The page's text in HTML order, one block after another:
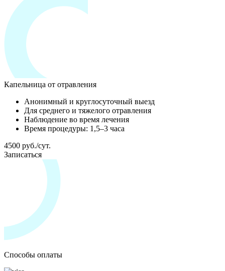
Капельница от отравления
Анонимный и круглосуточный выезд
Для среднего и тяжелого отравления
Наблюдение во время лечения
Время процедуры: 1,5–3 часа
4500 руб./сут.
Записаться
Способы оплаты